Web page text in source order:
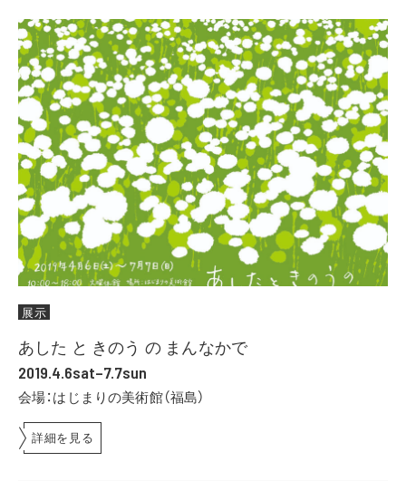
展示
あした と きのう の まんなかで
2019.4.6sat–7.7sun
会場：はじまりの美術館（福島）
詳細を見る